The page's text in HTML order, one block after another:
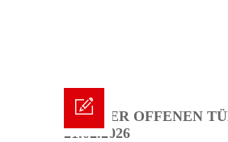
TAG DER OFFENEN
21.02.2026